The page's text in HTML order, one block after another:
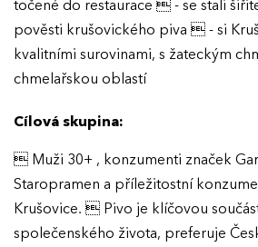
točené do restaurace  - se stali
pověsti krušovického piva  - si
kvalitními surovinami, s žateckým
chmelařskou oblastí
Cílová skupina:
 Muži 30+ , konzumenti značek
Staropramen a příležitostní
Krušovice.  Pivo je klíčovou
společenského života, preferuje